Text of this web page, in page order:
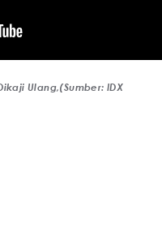
Ulang,(Sumber: IDX